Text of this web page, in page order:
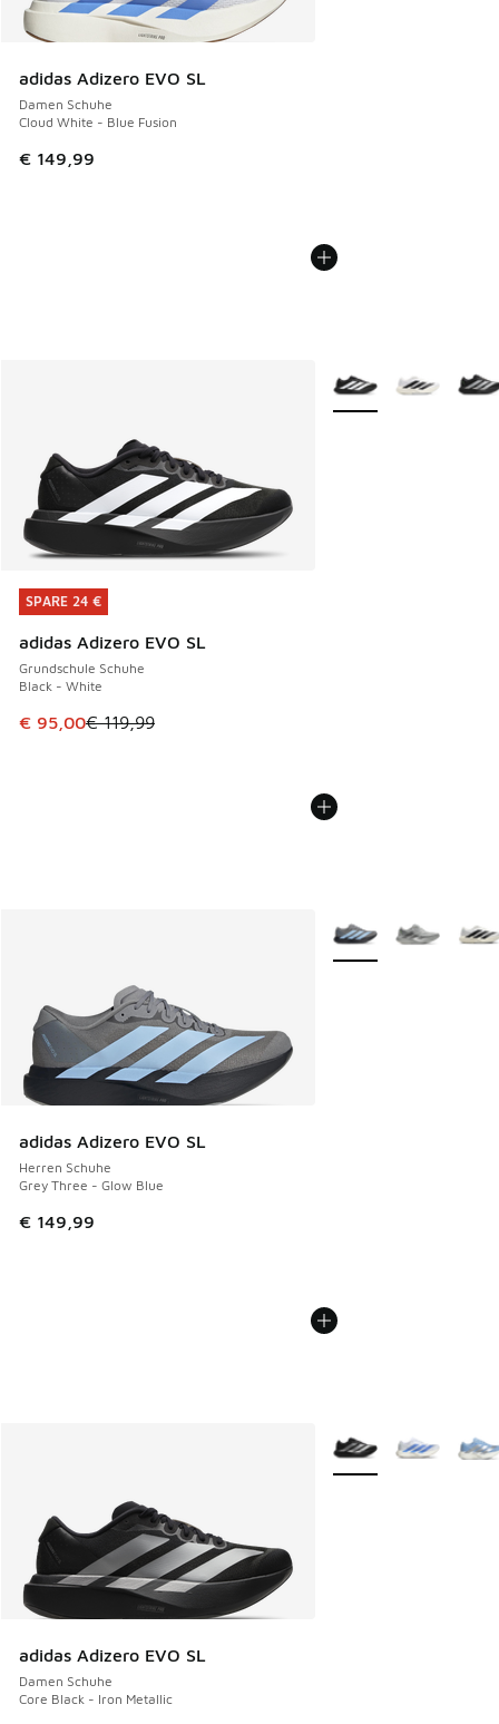
adidas Adizero EVO SL
Damen Schuhe
Cloud White - Blue Fusion
€ 149,99
SPARE 24 €
adidas Adizero EVO SL
Grundschule Schuhe
Black - White
Dieser Artikel ist im Sale. Der Preis ist von € 119,99 auf €
€ 95,00€ 119,99
SPARE 24 €
Weitere Farben
adidas Adizero EVO SL
Herren Schuhe
Grey Three - Glow Blue
€ 149,99
Weitere Farben
adidas Adizero EVO SL
Damen Schuhe
Core Black - Iron Metallic
Weitere Farben